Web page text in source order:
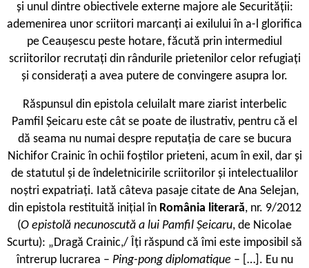
și unul dintre obiectivele externe majore ale Securității:
ademenirea unor scriitori marcanți ai exilului în a-l glorifica
pe Ceaușescu peste hotare, făcută prin intermediul
scriitorilor recrutați din rândurile prietenilor celor refugiați
și considerați a avea putere de convingere asupra lor.
Răspunsul din epistola celuilalt mare ziarist interbelic
Pamfil Șeicaru este cât se poate de ilustrativ, pentru că el
dă seama nu numai despre reputația de care se bucura
Nichifor Crainic în ochii foștilor prieteni, acum în exil, dar și
de statutul și de îndeletnicirile scriitorilor și intelectualilor
noștri expatriați. Iată câteva pasaje citate de Ana Selejan,
din epistola restituită inițial în România literară, nr. 9/2012
(O epistolă necunoscută a lui Pamfil Șeicaru, de Nicolae
Scurtu): „Dragă Crainic,/ Îți răspund că îmi este imposibil să
întrerup lucrarea – Ping-pong diplomatique – […]. Eu nu